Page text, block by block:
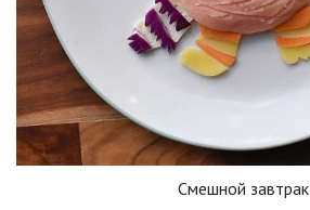
Смешной завтрак